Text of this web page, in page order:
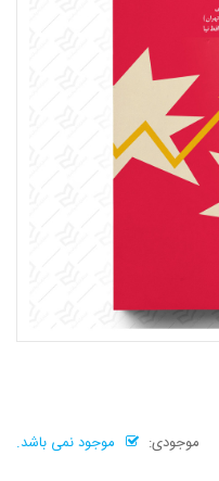
موجودی:
موجود نمی باشد.